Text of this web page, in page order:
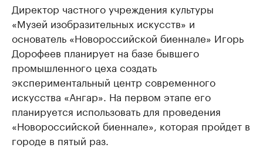
Директор частного учреждения культуры
«Музей изобразительных искусств» и
основатель «Новороссийской биеннале» Игорь
Дорофеев планирует на базе бывшего
промышленного цеха создать
экспериментальный центр современного
искусства «Ангар». На первом этапе его
планируется использовать для проведения
«Новороссийской биеннале», которая пройдет в
городе в пятый раз.